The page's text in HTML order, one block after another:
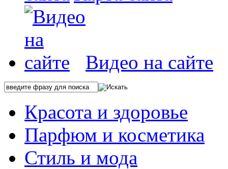
Видео на сайте
Красота и здоровье
Парфюм и косметика
Стиль и мода